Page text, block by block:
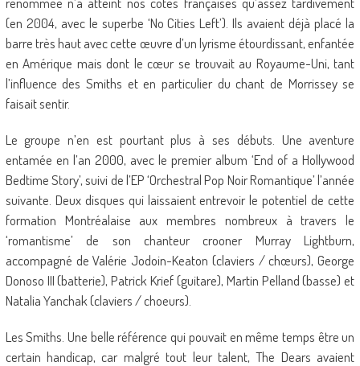
(en 2004, avec le superbe ‘No Cities Left’). Ils avaient déjà placé la
barre très haut avec cette œuvre d’un lyrisme étourdissant, enfantée
en Amérique mais dont le cœur se trouvait au Royaume-Uni, tant
l’influence des Smiths et en particulier du chant de Morrissey se
faisait sentir.
Le groupe n’en est pourtant plus à ses débuts. Une aventure
entamée en l’an 2000, avec le premier album ‘End of a Hollywood
Bedtime Story’, suivi de l’EP ‘Orchestral Pop Noir Romantique’ l’année
suivante. Deux disques qui laissaient entrevoir le potentiel de cette
formation Montréalaise aux membres nombreux à travers le
‘romantisme’ de son chanteur crooner Murray Lightburn,
accompagné de Valérie Jodoin-Keaton (claviers / chœurs), George
Donoso III (batterie), Patrick Krief (guitare), Martin Pelland (basse) et
Natalia Yanchak (claviers / choeurs).
Les Smiths. Une belle référence qui pouvait en même temps être un
certain handicap, car malgré tout leur talent, The Dears avaient